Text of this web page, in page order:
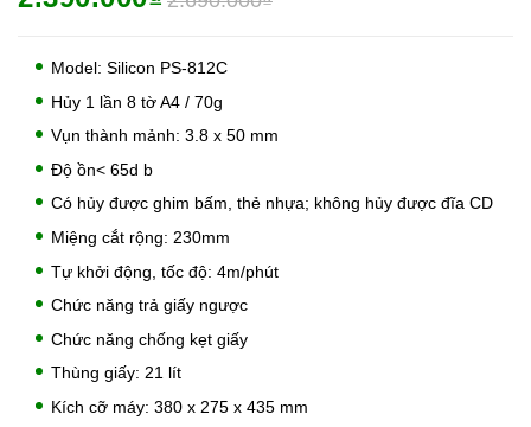
Model: Silicon PS-812C
Hủy 1 lần 8 tờ A4 / 70g
Vụn thành mảnh: 3.8 x 50 mm
Độ ồn< 65d b
Có hủy được ghim bấm, thẻ nhựa; không hủy được đĩa CD
Miệng cắt rộng: 230mm
Tự khởi động, tốc độ: 4m/phút
Chức năng trả giấy ngược
Chức năng chống kẹt giấy
Thùng giấy: 21 lít
Kích cỡ máy: 380 x 275 x 435 mm